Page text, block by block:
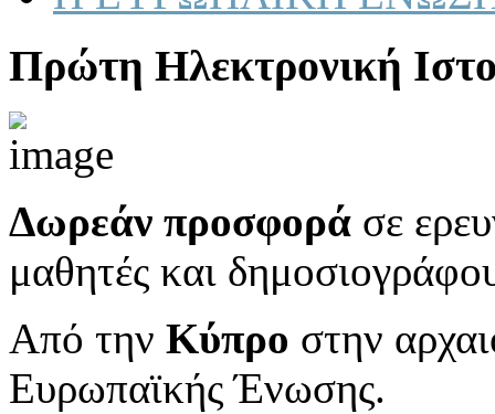
Πρώτη Ηλεκτρονική
Δωρεάν προσφορά σε
μαθητές και
Από την Κύπρο στην
Ευρωπαϊκής Ένωσης.